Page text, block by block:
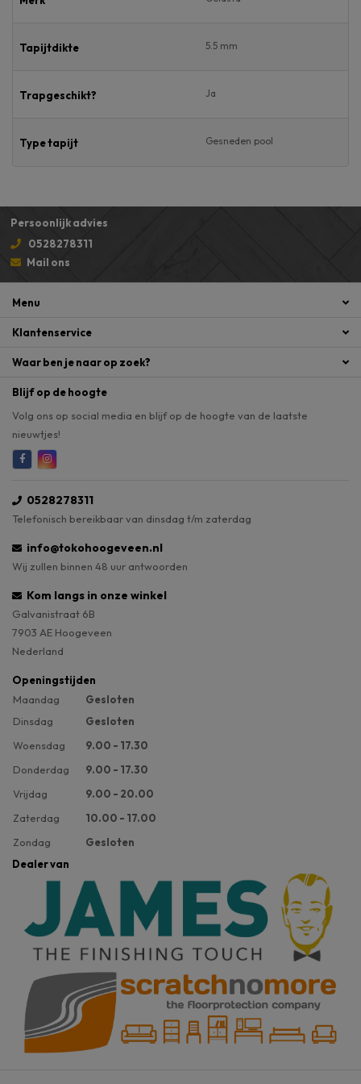
Tapijtdikte 5.5 mm
Trapgeschikt? Ja
Type tapijt Gesneden pool
Persoonlijk advies
0528278311
Mail ons
Menu
Klantenservice
Waar ben je naar op zoek?
Blijf op de hoogte
Volg ons op social media en blijf op de hoogte van de laatste
nieuwtjes!
0528278311
Telefonisch bereikbaar van dinsdag t/m zaterdag
info@tokohoogeveen.nl
Wij zullen binnen 48 uur antwoorden
Kom langs in onze winkel
Galvanistraat 6B
7903 AE Hoogeveen
Nederland
Openingstijden
Maandag
Gesloten
Dinsdag
Gesloten
Woensdag
9.00 - 17.30
Donderdag
9.00 - 17.30
Vrijdag
9.00 - 20.00
Zaterdag
10.00 - 17.00
Zondag
Gesloten
Dealer van